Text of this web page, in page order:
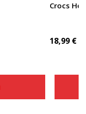
Crocs
18,99 €